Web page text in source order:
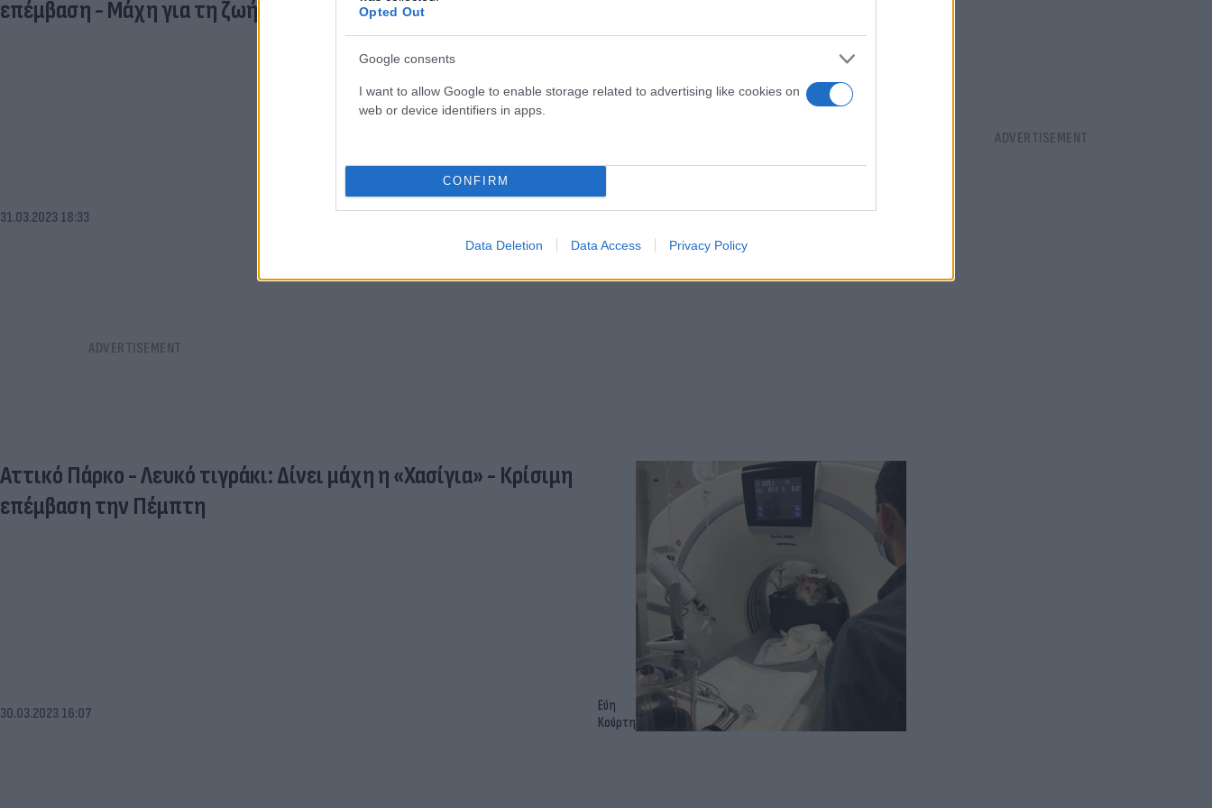
Opted Out
Google consents
I want to allow Google to enable storage related to advertising like cookies on
web or device identifiers in apps.
CONFIRM
Data Deletion Data Access Privacy Policy
επέμβαση - Μάχη για τη ζωή του
31.03.2023 18:33
Εύη
Αττικό Πάρκο - Λευκό τιγράκι: Δίνει μάχη η «Χασίγια» - Κρίσιμη
επέμβαση την Πέμπτη
30.03.2023 16:07
Εύη
Κούρτη